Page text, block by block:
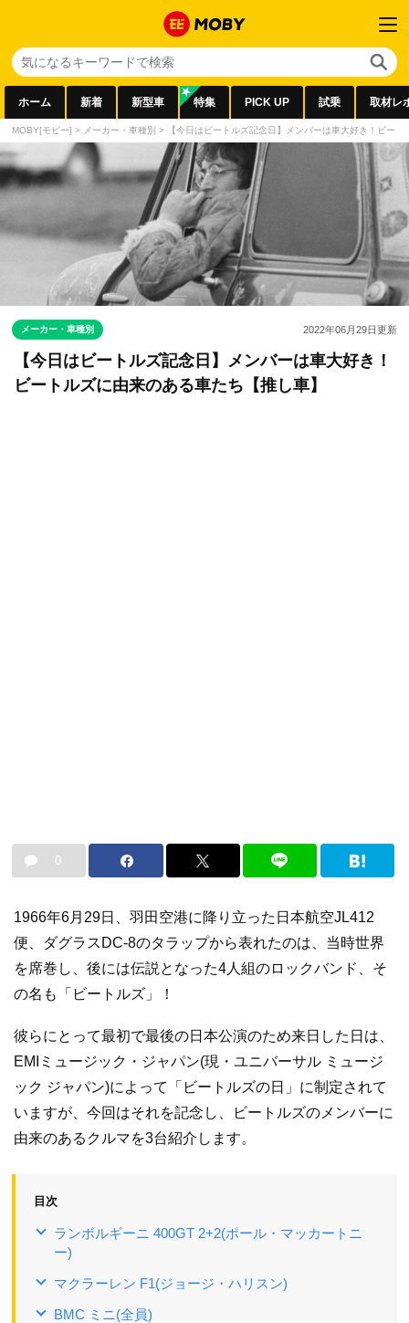
ホーム 新着 新型車 特集 PICK UP 試乗 取材レ
MOBY[モビー] > メーカー・車種別 > 【今日はビートルズ記念日】メンバーは車大好き！ビー
メーカー・車種別 2022年06月29日更新
【今日はビートルズ記念日】メンバーは車大好き！
ビートルズに由来のある車たち【推し車】
0
1966年6月29日、羽田空港に降り立った日本航空JL412
便、ダグラスDC-8のタラップから表れたのは、当時世界
を席巻し、後には伝説となった4人組のロックバンド、そ
の名も「ビートルズ」！
彼らにとって最初で最後の日本公演のため来日した日は、
EMIミュージック・ジャパン(現・ユニバーサル ミュージ
ック ジャパン)によって「ビートルズの日」に制定されて
いますが、今回はそれを記念し、ビートルズのメンバーに
由来のあるクルマを3台紹介します。
目次
ランボルギーニ 400GT 2+2(ポール・マッカートニ
ー)
マクラーレン F1(ジョージ・ハリスン)
BMC ミニ(全員)